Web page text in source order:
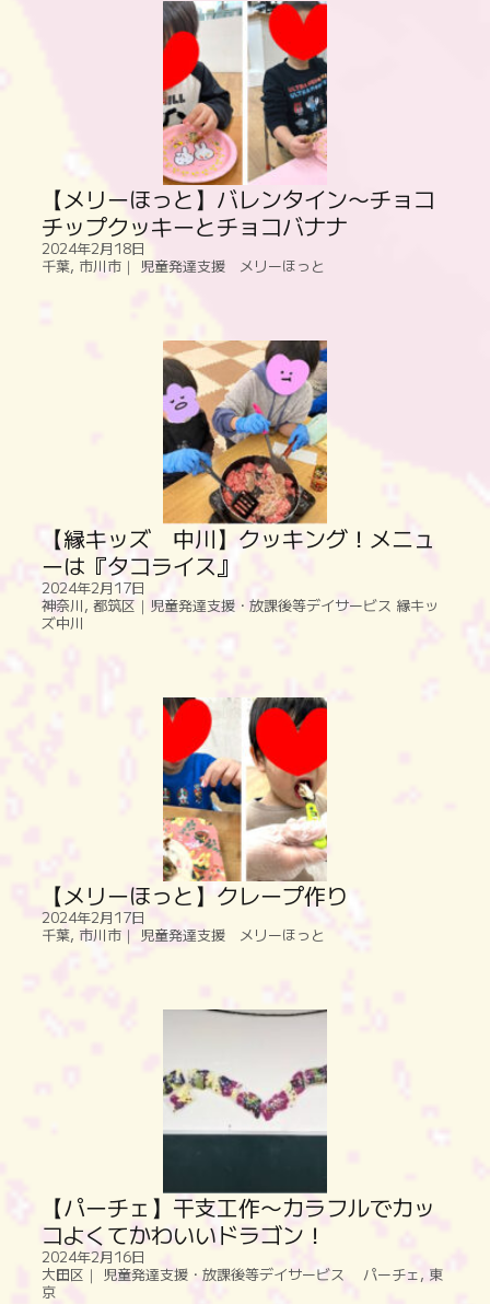
【メリーほっと】バレンタイン〜チョコ
チップクッキーとチョコバナナ
2024年2月18日
千葉, 市川市｜ 児童発達支援 メリーほっと
【縁キッズ 中川】クッキング！メニュ
ーは『タコライス』
2024年2月17日
神奈川, 都筑区｜児童発達支援・放課後等デイサービス 縁キッ
ズ中川
【メリーほっと】クレープ作り
2024年2月17日
千葉, 市川市｜ 児童発達支援 メリーほっと
【パーチェ】干支工作〜カラフルでカッ
コよくてかわいいドラゴン！
2024年2月16日
大田区｜ 児童発達支援・放課後等デイサービス パーチェ, 東
京